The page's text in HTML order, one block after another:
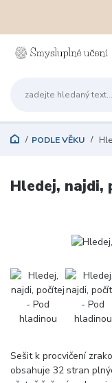
PODLE VĚKU
Hledej, najdi,
Sešit k procvičení
obsahuje 32 stran